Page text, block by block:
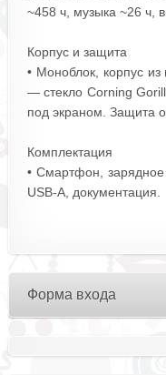
~458 ч, музыка ~26 ч,
Корпус и защита
• Моноблок, корпус из
— стекло Corning
под экраном. Защита
Комплектация
• Смартфон, зарядное
USB‑A, документация.
Форма входа